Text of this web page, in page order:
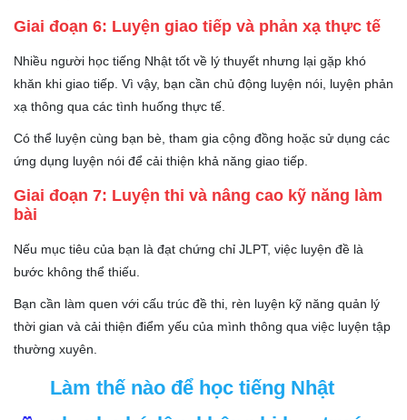
Giai đoạn 6: Luyện giao tiếp và phản xạ thực tế
Nhiều người học tiếng Nhật tốt về lý thuyết nhưng lại gặp khó
khăn khi giao tiếp. Vì vậy, bạn cần chủ động luyện nói, luyện phản
xạ thông qua các tình huống thực tế.
Có thể luyện cùng bạn bè, tham gia cộng đồng hoặc sử dụng các
ứng dụng luyện nói để cải thiện khả năng giao tiếp.
Giai đoạn 7: Luyện thi và nâng cao kỹ năng làm
bài
Nếu mục tiêu của bạn là đạt chứng chỉ JLPT, việc luyện đề là
bước không thể thiếu.
Bạn cần làm quen với cấu trúc đề thi, rèn luyện kỹ năng quản lý
thời gian và cải thiện điểm yếu của mình thông qua việc luyện tập
thường xuyên.
Làm thế nào để học tiếng Nhật